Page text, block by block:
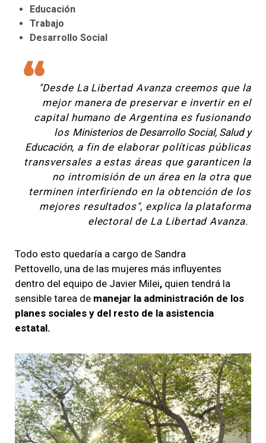
Educación
Trabajo
Desarrollo Social
"Desde La Libertad Avanza creemos que la
mejor manera de preservar e invertir en el
capital humano de Argentina es fusionando
los Ministerios de Desarrollo Social, Salud y
Educación, a fin de elaborar políticas públicas
transversales a estas áreas que garanticen la
no intromisión de un área en la otra que
terminen interfiriendo en la obtención de los
mejores resultados", explica la plataforma
electoral de La Libertad Avanza.
Todo esto quedaría a cargo de Sandra
Pettovello, una de las mujeres más influyentes
dentro del equipo de Javier Milei, quien tendrá la
sensible tarea de manejar la administración de los
planes sociales y del resto de la asistencia
estatal.